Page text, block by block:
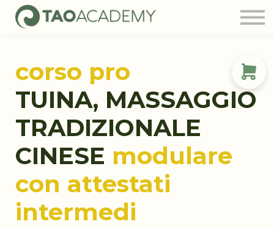
Tao Community
Contatti
Login
corso pro
TUINA, MASSAGGIO
TRADIZIONALE
CINESE modulare
con attestati
intermedi